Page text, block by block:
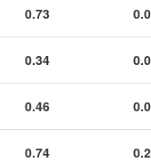
0.73
0.34
0.46
0.74